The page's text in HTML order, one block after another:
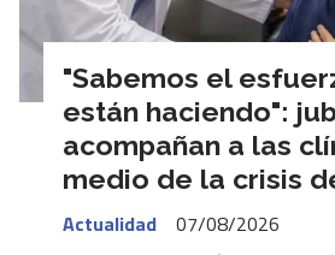
"Sabemos el
están haciendo":
acompañan a las
medio de la crisis
Actualidad
07/08/2026